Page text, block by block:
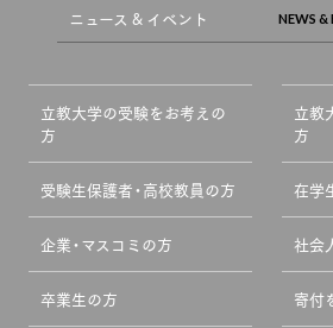
ニュース & イベント
立教大学の受験をお考えの
方
立教
方
受験生保護者・高校教員の方 在学
企業・マスコミの方 社会
卒業生の方 寄付